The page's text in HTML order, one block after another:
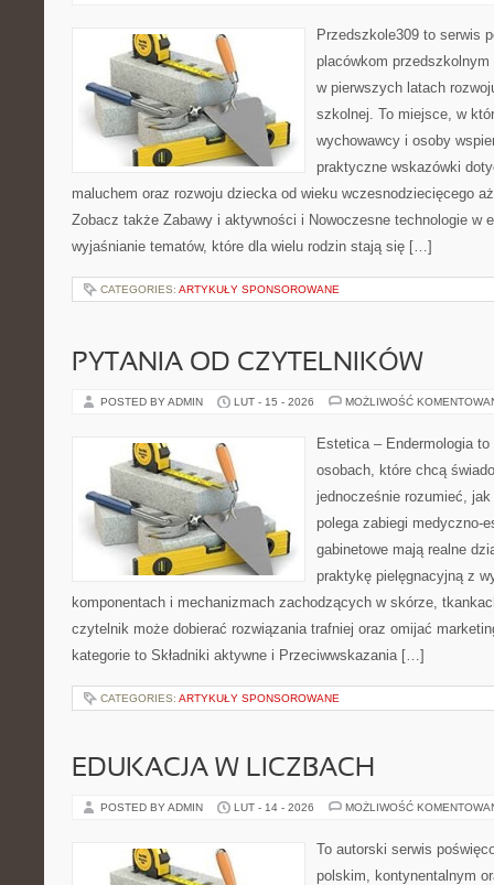
Przedszkole309 to serwis
placówkom
w pierwszych latach
szkolnej. To miejsce, w
wychowawcy i osoby
praktyczne wskazówki
maluchem oraz rozwoju dziecka od wieku wczesnodziecięcego
Zobacz także Zabawy i aktywności i Nowoczesne technologie w
wyjaśnianie tematów, które dla wielu rodzin stają się […]
CATEGORIES: ARTYKUŁY SPONSOROWANE
PYTANIA OD CZYTELNIKÓW
POSTED BY ADMIN LUT - 15 - 2026 MOŻLIWOŚĆ
Estetica – Endermologia
osobach, które chcą
jednocześnie rozumieć,
polega zabiegi medyczno-
gabinetowe mają realne
praktykę pielęgnacyjną z
komponentach i mechanizmach zachodzących w skórze,
czytelnik może dobierać rozwiązania trafniej oraz omijać
kategorie to Składniki aktywne i Przeciwwskazania […]
CATEGORIES: ARTYKUŁY SPONSOROWANE
EDUKACJA W LICZBACH
POSTED BY ADMIN LUT - 14 - 2026 MOŻLIWOŚĆ
To autorski serwis
polskim, kontynentalnym